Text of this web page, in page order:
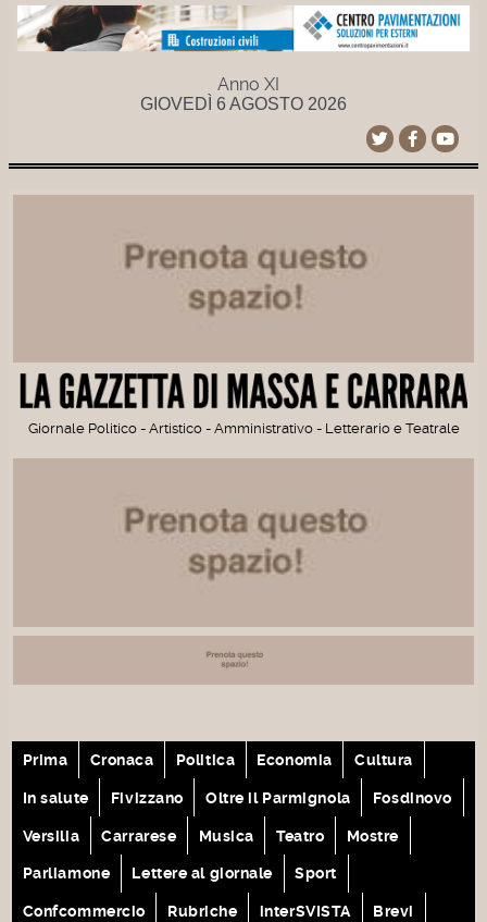
Anno XI
GIOVEDÌ 6 AGOSTO 2026
Giornale Politico - Artistico - Amministrativo - Letterario e Teatrale
Prima Cronaca Politica Economia Cultura
In salute Fivizzano Oltre il Parmignola Fosdinovo
Versilia Carrarese Musica Teatro Mostre
Parliamone Lettere al giornale Sport
Confcommercio Rubriche interSVISTA Brevi